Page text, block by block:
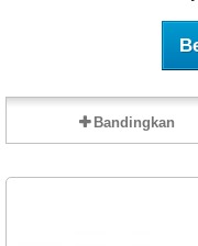
Bandingkan